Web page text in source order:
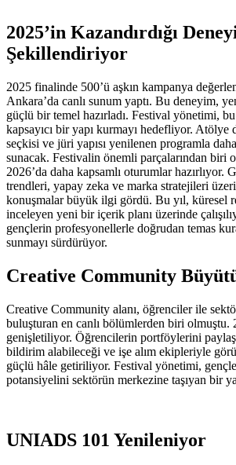
2025’in Kazandırdığı
Şekillendiriyor
2025 finalinde 500’ü aşkın kampanya
Ankara’da canlı sunum yaptı. Bu deneyim,
güçlü bir temel hazırladı. Festival yönetimi,
kapsayıcı bir yapı kurmayı hedefliyor. Atölye
seçkisi ve jüri yapısı yenilenen programla
sunacak. Festivalin önemli parçalarından biri
2026’da daha kapsamlı oturumlar hazırlıyor.
trendleri, yapay zeka ve marka stratejileri
konuşmalar büyük ilgi gördü. Bu yıl, küresel
inceleyen yeni bir içerik planı üzerinde
gençlerin profesyonellerle doğrudan temas
sunmayı sürdürüyor.
Creative Community
Creative Community alanı, öğrenciler ile
buluşturan en canlı bölümlerden biri olmuştu.
genişletiliyor. Öğrencilerin portföylerini
bildirim alabileceği ve işe alım ekipleriyle
güçlü hâle getiriliyor. Festival yönetimi,
potansiyelini sektörün merkezine taşıyan bir
UNIADS 101 Yenileniyor